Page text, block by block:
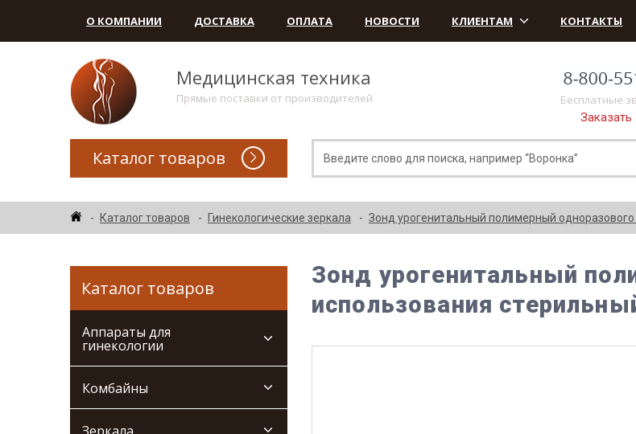
О КОМПАНИИ ДОСТАВКА ОПЛАТА НОВОСТИ КЛИЕНТАМ КОНТАКТЫ
Медицинская техника
Прямые поставки от производителей
Бесплатные
Каталог товаров
Каталог товаров Гинекологические зеркала Зонд урогенитальный полимерный
Каталог товаров
Аппараты для
гинекологии
Комбайны
Зонд урогенитальный
использования